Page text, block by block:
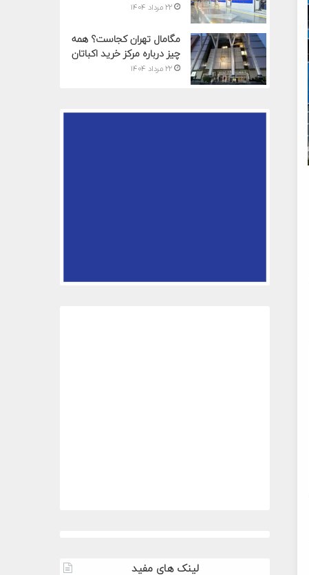
۲۲ مرداد ۱۴۰۴
مگامال تهران کجاست؟ همه
چیز درباره مرکز خرید اکباتان
۲۲ مرداد ۱۴۰۴
لینک های مفید